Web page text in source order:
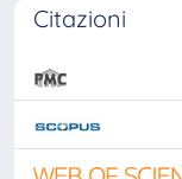
Citazioni